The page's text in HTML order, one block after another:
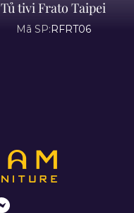
Tủ tivi Frato Taipei
Mã SP:RFRT06